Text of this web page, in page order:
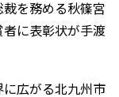
を務める秋篠宮
に表彰状が手渡
広がる北九州市